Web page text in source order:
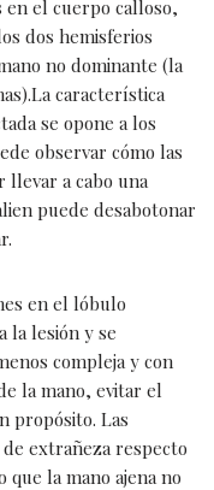
en el cuerpo calloso,
dos hemisferios
no dominante (la
característica
se opone a los
observar cómo las
llevar a cabo una
puede desabotonar
en el lóbulo
la lesión y se
compleja y con
la mano, evitar el
propósito. Las
extrañeza respecto
que la mano ajena no